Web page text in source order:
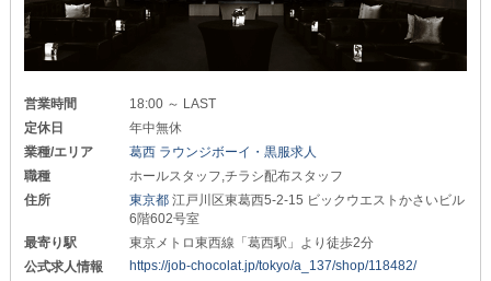
営業時間
18:00 ～ LAST
定休日
年中無休
業種/エリア
葛西 ラウンジボーイ・黒服求人
職種
ホールスタッフ,チラシ配布スタッフ
住所
東京都江戸川区東葛西5-2-15 ビックウエストかさいビル
6階602号室
最寄り駅
東京メトロ東西線「葛西駅」より徒歩2分
公式求人情報
https://job-chocolat.jp/tokyo/a_137/shop/118482/